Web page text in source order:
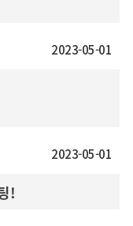
2023-05-01
2023-05-01
!